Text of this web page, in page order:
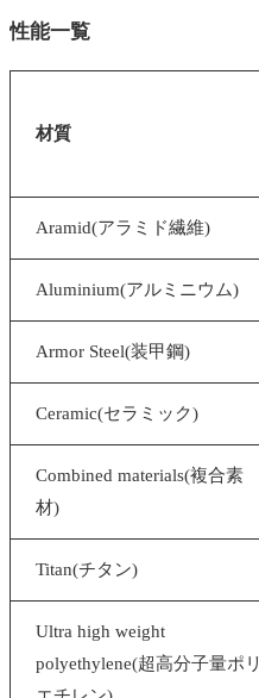
性能一覧
材質
Aramid(アラミド繊維)
Aluminium(アルミニウム)
Armor Steel(装甲鋼)
Ceramic(セラミック)
Combined materials(複合素
材)
Titan(チタン)
Ultra high weight
polyethylene(超高分子量ポリ